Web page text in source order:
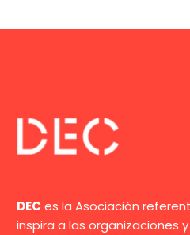
DEC es la Asociación
inspira a las organizaciones